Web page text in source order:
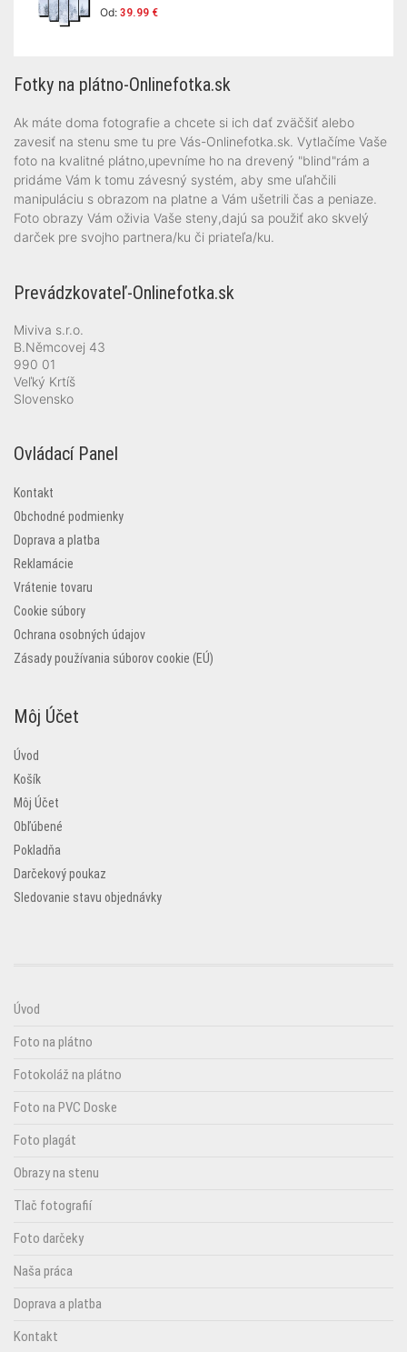
Od: 39.99 €
Fotky na plátno-Onlinefotka.sk
Ak máte doma fotografie a chcete si ich dať zväčšiť alebo
zavesiť na stenu sme tu pre Vás-Onlinefotka.sk. Vytlačíme Vaše
foto na kvalitné plátno,upevníme ho na drevený "blind"rám a
pridáme Vám k tomu závesný systém, aby sme uľahčili
manipuláciu s obrazom na platne a Vám ušetrili čas a peniaze.
Foto obrazy Vám oživia Vaše steny,dajú sa použiť ako skvelý
darček pre svojho partnera/ku či priateľa/ku.
Prevádzkovateľ-Onlinefotka.sk
Miviva s.r.o.
B.Němcovej 43
990 01
Veľký Krtíš
Slovensko
Ovládací Panel
Kontakt
Obchodné podmienky
Doprava a platba
Reklamácie
Vrátenie tovaru
Cookie súbory
Ochrana osobných údajov
Zásady používania súborov cookie (EÚ)
Môj Účet
Úvod
Košík
Môj Účet
Obľúbené
Pokladňa
Darčekový poukaz
Sledovanie stavu objednávky
Úvod
Foto na plátno
Fotokoláž na plátno
Foto na PVC Doske
Foto plagát
Obrazy na stenu
Tlač fotografií
Foto darčeky
Naša práca
Doprava a platba
Kontakt